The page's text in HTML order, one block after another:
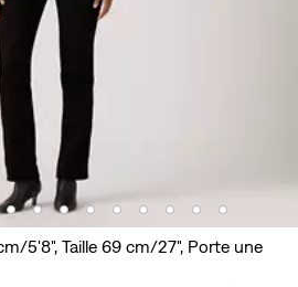
5'8", Taille 69 cm/27", Porte une